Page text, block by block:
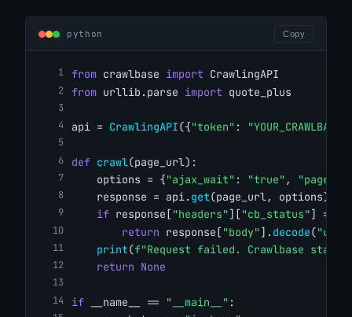
python Copy
from crawlbase import CrawlingAPI
from urllib.parse import quote_plus
api = CrawlingAPI({"token" :
def crawl(page_url):
    options = {
"ajax_wait" : "true" ,
    response = api.
get(page_url, options)
if response[ "headers" ][ "cb_status" ] ==
return response[ "body" ]. decode("utf-
print(f"Request failed. Crawlbase
return None
if __name__ == "__main__" :